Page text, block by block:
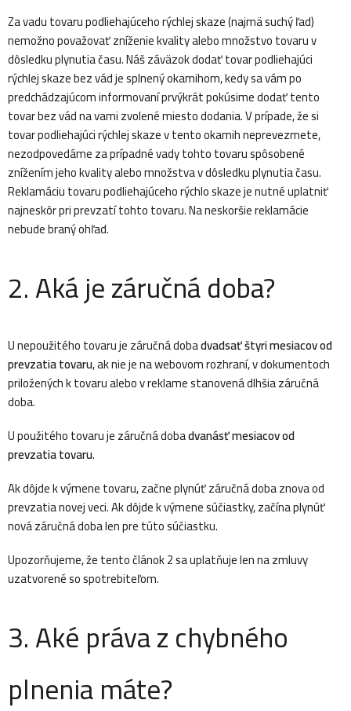
Za vadu tovaru podliehajúceho rýchlej skaze (najmä suchý ľad)
nemožno považovať zníženie kvality alebo množstvo tovaru v
dôsledku plynutia času. Náš záväzok dodať tovar podliehajúci
rýchlej skaze bez vád je splnený okamihom, kedy sa vám po
predchádzajúcom informovaní prvýkrát pokúsime dodať tento
tovar bez vád na vami zvolené miesto dodania. V prípade, že si
tovar podliehajúci rýchlej skaze v tento okamih neprevezmete,
nezodpovedáme za prípadné vady tohto tovaru spôsobené
znížením jeho kvality alebo množstva v dôsledku plynutia času.
Reklamáciu tovaru podliehajúceho rýchlo skaze je nutné uplatniť
najneskôr pri prevzatí tohto tovaru. Na neskoršie reklamácie
nebude braný ohľad.
2. Aká je záručná doba?
U nepoužitého tovaru je záručná dobadvadsať štyri mesiacov od
prevzatia tovaru, ak nie je na webovom rozhraní, v dokumentoch
priložených k tovaru alebo v reklame stanovená dlhšia záručná
doba.
U použitého tovaru je záručná dobadvanásť mesiacov od
prevzatia tovaru.
Ak dôjde k výmene tovaru, začne plynúť záručná doba znova od
prevzatia novej veci. Ak dôjde k výmene súčiastky, začína plynúť
nová záručná doba len pre túto súčiastku.
Upozorňujeme, že tento článok 2 sa uplatňuje len na zmluvy
uzatvorené so spotrebiteľom.
3. Aké práva z chybného
plnenia máte?